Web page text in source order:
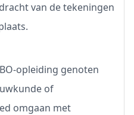
van de tekeningen
opleiding genoten
of
omgaan met